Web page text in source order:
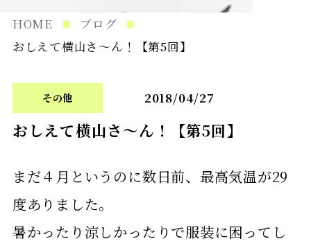
HOME
ブログ
おしえて横山さ〜ん！【第5回】
その他 2018/04/27
おしえて横山さ〜ん！【第5回】
まだ４月というのに数日前、最高気温が29
度ありました。
暑かったり涼しかったりで服装に困ってし